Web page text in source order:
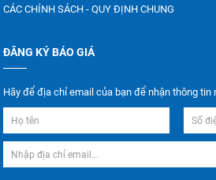
CÁC CHÍNH SÁCH - QUY ĐỊNH CHUNG
ĐĂNG KÝ BÁO GIÁ
Hãy để địa chỉ email của bạn để nhận thông tin